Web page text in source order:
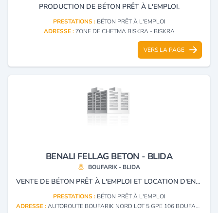
PRODUCTION DE BÉTON PRÊT À L'EMPLOI.
PRESTATIONS : BÉTON PRÊT À L'EMPLOI
ADRESSE :ZONE DE CHETMA BISKRA - BISKRA
VERS LA PAGE
BENALI FELLAG BETON - BLIDA
BOUFARIK - BLIDA
VENTE DE BÉTON PRÊT À L'EMPLOI ET LOCATION D'ENGINS.
PRESTATIONS : BÉTON PRÊT À L'EMPLOI
ADRESSE :AUTOROUTE BOUFARIK NORD LOT 5 GPE 106 BOUFARIK - BLIDA